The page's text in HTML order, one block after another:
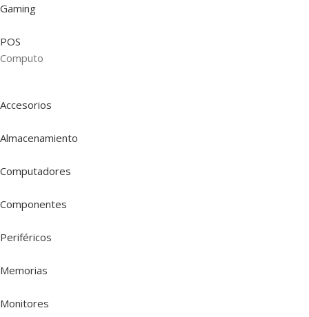
Gaming
POS
Computo
Accesorios
Almacenamiento
Computadores
Componentes
Periféricos
Memorias
Monitores